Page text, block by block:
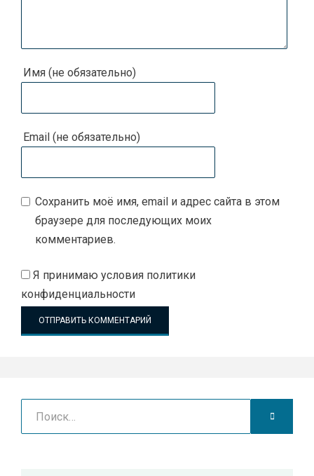
Имя (не обязательно)
Email (не обязательно)
Сохранить моё имя, email и адрес сайта в этом
браузере для последующих моих
комментариев.
Я принимаю условия политики
конфиденциальности
НАЙТИ